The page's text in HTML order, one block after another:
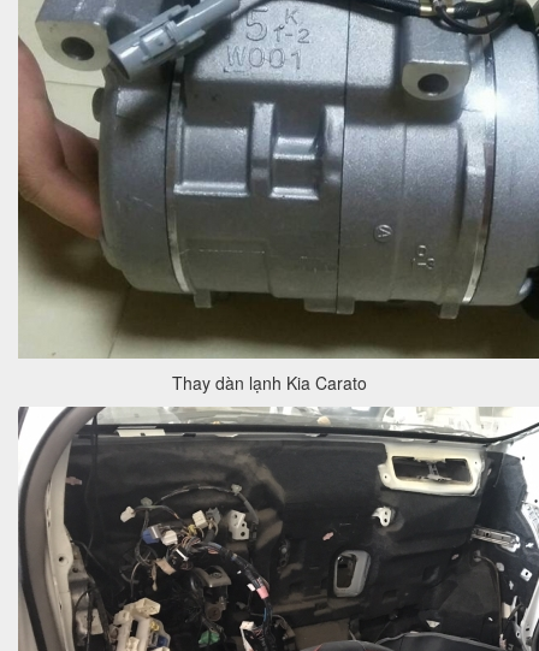
Thay dàn lạnh Kia Carato